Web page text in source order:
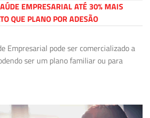
EMPRESARIAL ATÉ 30% MAIS
QUE PLANO POR ADESÃO
Empresarial pode ser comercializado a
ser um plano familiar ou para